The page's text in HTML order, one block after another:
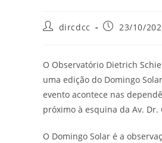
dircdcc 23/10/
O Observatório Dietrich
uma edição do Domingo
evento acontece nas
próximo à esquina da Av. Dr.
O Domingo Solar é a